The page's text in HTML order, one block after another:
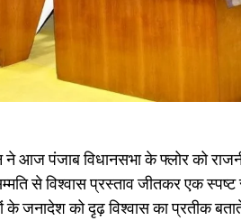
आज पंजाब विधानसभा के फ्लोर को
से विश्वास प्रस्ताव जीतकर एक
के जनादेश को दृढ़ विश्वास का प्रतीक